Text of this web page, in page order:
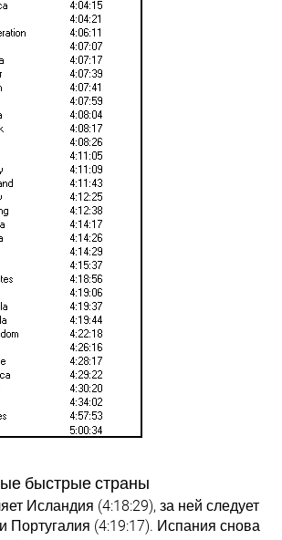
быстрые страны
Исландия (4:18:29), за ней следует
Португалия (4:19:17). Испания снова